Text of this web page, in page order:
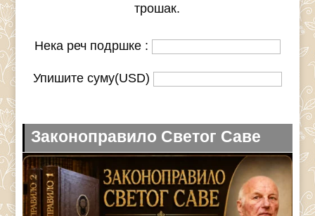
трошак.
Нека реч подршке :
Упишите суму(USD)
Законоправило Светог Саве